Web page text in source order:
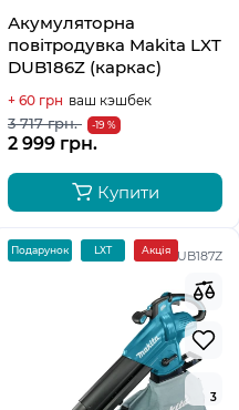
Акумуляторна
повітродувка Makita LXT
DUB186Z (каркас)
+ 60 грн ваш кэшбек
3 717 грн. -19 %
2 999 грн.
Купити
DUB187Z
Подарунок LXT Акція
3